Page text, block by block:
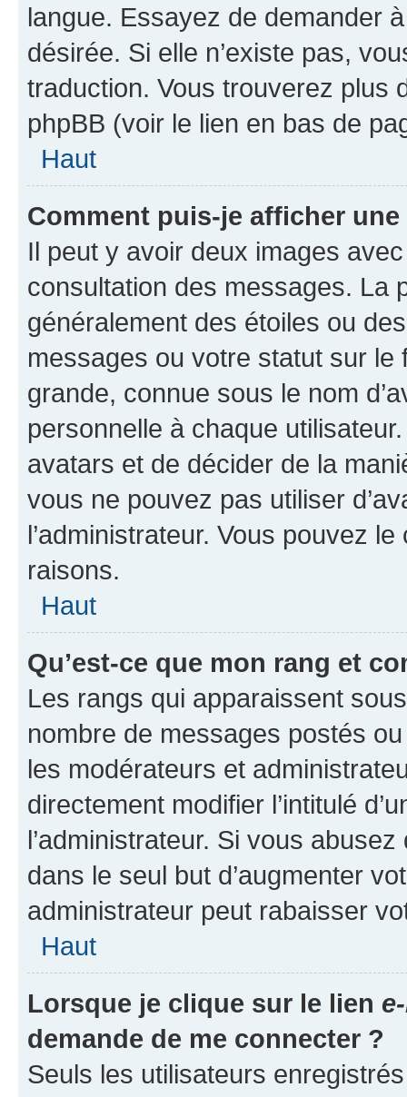
langue. Essayez de demander
désirée. Si elle n’existe pas,
traduction. Vous trouverez plus
phpBB (voir le lien en bas de
Haut
Comment puis-je afficher
Il peut y avoir deux images
consultation des messages. La
généralement des étoiles ou
messages ou votre statut sur
grande, connue sous le nom
personnelle à chaque utilisateur.
avatars et de décider de la
vous ne pouvez pas utiliser
l’administrateur. Vous pouvez
raisons.
Haut
Qu’est-ce que mon rang et
Les rangs qui apparaissent
nombre de messages postés
les modérateurs et
directement modifier l’intitulé
l’administrateur. Si vous
dans le seul but d’augmenter
administrateur peut rabaisser
Haut
Lorsque je clique sur le lien
demande de me connecter ?
Seuls les utilisateurs